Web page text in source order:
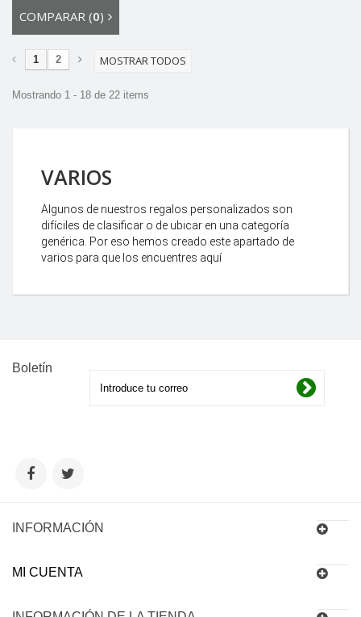
COMPARAR (0)
MOSTRAR TODOS
1 2
Mostrando 1 - 18 de 22 items
VARIOS
Algunos de nuestros regalos personalizados son
difíciles de clasificar o de ubicar en una categoría
genérica. Por eso hemos creado este apartado de
varios para que los encuentres aquí
Boletín
INFORMACIÓN
MI CUENTA